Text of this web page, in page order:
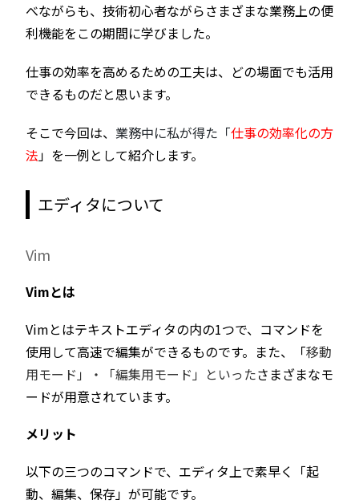
べながらも、技術初心者ながらさまざまな業務上の便
利機能をこの期間に学びました。
仕事の効率を高めるための工夫は、どの場面でも活用
できるものだと思います。
そこで今回は、 業務中に私が得た「仕事の効率化の方
法」を一例として紹介します。
エディタについて
Vim
Vimとは
Vimとはテキストエディタの内の1つで、コマンドを
使用して高速で編集ができるものです。また、「移動
用モード」・「編集用モード」といったさまざまなモ
ードが用意されています。
メリット
以下の三つのコマンドで、エディタ上で素早く「起
動、編集、保存」が可能です。